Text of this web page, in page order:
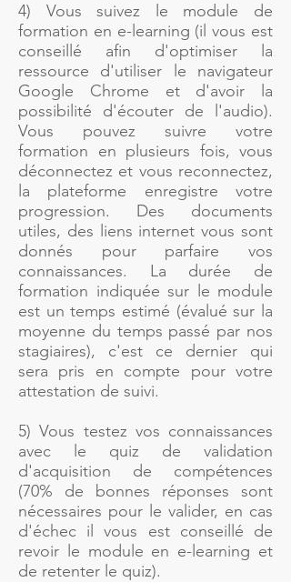
4) Vous suivez le module de
formation en e-learning (il vous est
conseillé afin d'optimiser la
ressource d'utiliser le navigateur
Google Chrome et d'avoir la
possibilité d'écouter de l'audio).
Vous pouvez suivre votre
formation en plusieurs fois, vous
déconnectez et vous reconnectez,
la plateforme enregistre votre
progression. Des documents
utiles, des liens internet vous sont
donnés pour parfaire vos
connaissances. La durée de
formation indiquée sur le module
est un temps estimé (évalué sur la
moyenne du temps passé par nos
stagiaires), c'est ce dernier qui
sera pris en compte pour votre
attestation de suivi.
5) Vous testez vos connaissances
avec le quiz de validation
d'acquisition de compétences
(70% de bonnes réponses sont
nécessaires pour le valider, en cas
d'échec il vous est conseillé de
revoir le module en e-learning et
de retenter le quiz).